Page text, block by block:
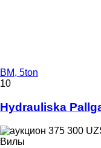
BM, 5ton
10
Hydrauliska
375 300
Вилы